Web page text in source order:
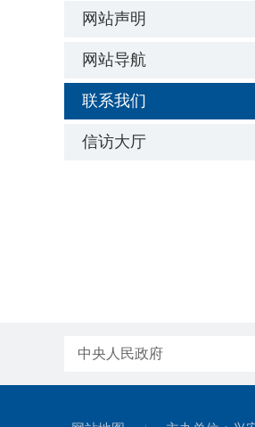
网站声明
网站导航
联系我们
信访大厅
中央人民政府